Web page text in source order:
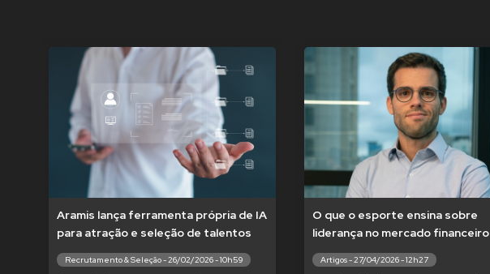
Aramis lança ferramenta própria de IA
para atração e seleção de talentos
Recrutamento & Seleção - 26/02/2026 - 10h59
O que o esporte ensina sobre
liderança no mercado financeiro
Artigos - 27/04/2026 - 12h27